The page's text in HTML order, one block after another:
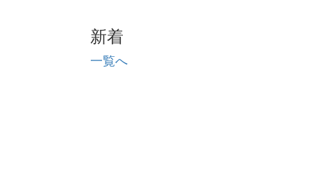
新着
一覧へ